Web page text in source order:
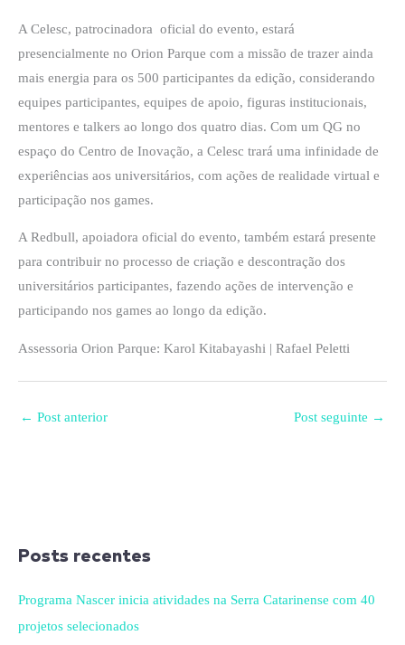
A Celesc, patrocinadora oficial do evento, estará
presencialmente no Orion Parque com a missão de trazer ainda
mais energia para os 500 participantes da edição, considerando
equipes participantes, equipes de apoio, figuras institucionais,
mentores e talkers ao longo dos quatro dias. Com um QG no
espaço do Centro de Inovação, a Celesc trará uma infinidade de
experiências aos universitários, com ações de realidade virtual e
participação nos games.
A Redbull, apoiadora oficial do evento, também estará presente
para contribuir no processo de criação e descontração dos
universitários participantes, fazendo ações de intervenção e
participando nos games ao longo da edição.
Assessoria Orion Parque: Karol Kitabayashi | Rafael Peletti
← Post anterior Post seguinte →
Posts recentes
Programa Nascer inicia atividades na Serra Catarinense com 40
projetos selecionados